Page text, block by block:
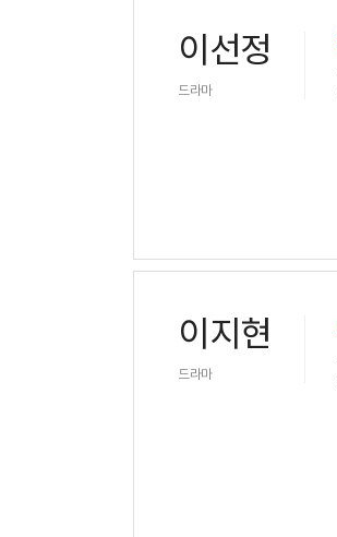
이선정
드라마
이지현
드라마